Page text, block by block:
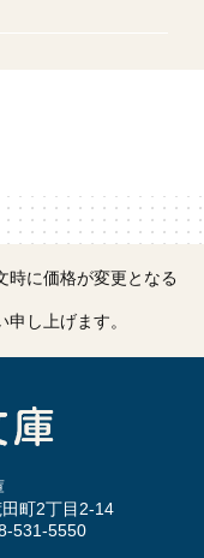
時に価格が変更となる
し上げます。
町2丁目2-14
531-5550